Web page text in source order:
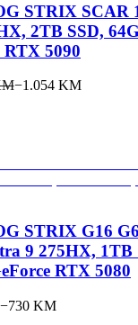
STRIX SCAR
2TB SSD,
5090
−1.054KM
STRIX G16
9 275HX, 1TB
RTX 5080
−730KM